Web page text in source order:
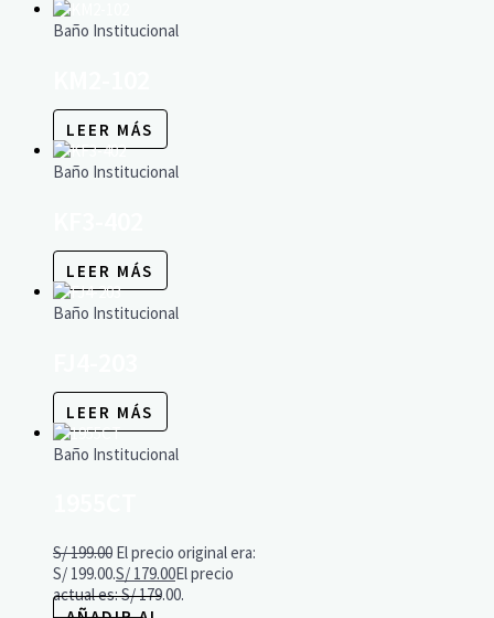
Baño Institucional
LEER MÁS
Baño Institucional
LEER MÁS
Baño Institucional
LEER MÁS
Baño Institucional
S/199.00 El precio original era:
S/ 199.00.S/ 179.00El precio
actual es: S/ 179.00.